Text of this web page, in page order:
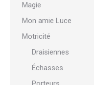
Magie
Mon amie Luce
Motricité
Draisiennes
Échasses